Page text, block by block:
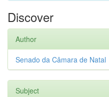
Discover
Author
Senado da Câmara de Natal
Subject